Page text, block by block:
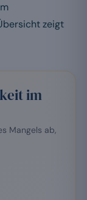
zeigt
im
Mangels ab,